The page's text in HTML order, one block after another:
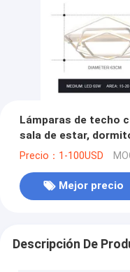
Lámparas de techo
sala de estar,
(WH-MA-91)
Precio：1-100USD
Mejor precio
Descripción De